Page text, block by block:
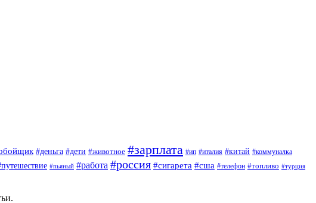
#деньга #дети #животное #зарплата #ип #италия #китай #коммуналка
#пьяный #работа #россия #сигарета #сша #телефон #топливо #турция